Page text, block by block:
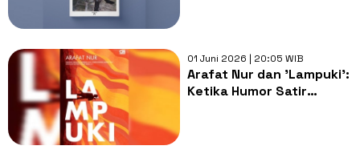
01 Juni 2026 | 20:05 WIB
Arafat Nur dan 'Lampuki':
Ketika Humor Satir